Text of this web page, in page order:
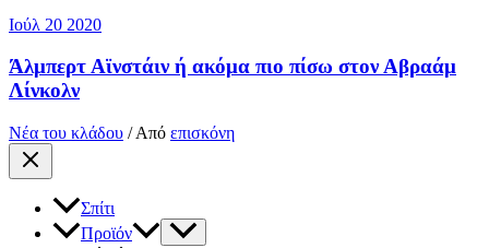
Ιούλ 20 2020
Άλμπερτ Αϊνστάιν ή ακόμα πιο πίσω στον Αβραάμ
Λίνκολν
Νέα του κλάδου / Από επισκόνη
Σπίτι
Προϊόν